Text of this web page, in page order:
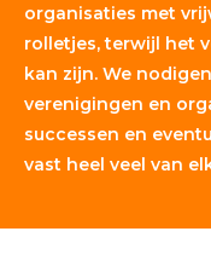
organisaties met
rolletjes, terwijl het
kan zijn. We
verenigingen en
successen en
vast heel veel van